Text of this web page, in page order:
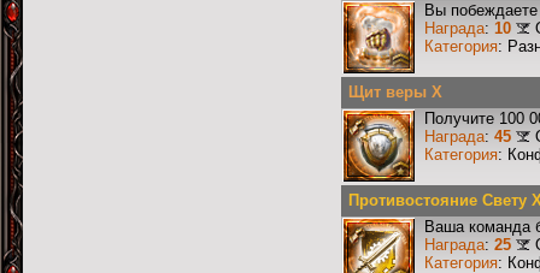
Вы
Награда: 10
Категория:
Щит веры X
Получите 100
Награда: 45
Категория:
Противостояние Свету
Ваша команда
Награда: 25
Категория: